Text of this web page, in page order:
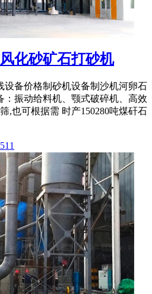
化砂矿石打砂机
设备价格制砂机设备制沙机河卵石
：振动给料机、颚式破碎机、高效
,也可根据需 时产150280吨煤矸石